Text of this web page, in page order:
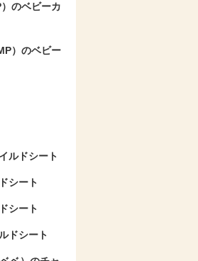
のベビーカ
）のベビー
ルドシート
シート
シート
ドシート